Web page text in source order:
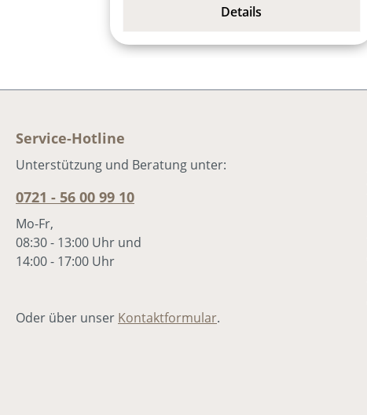
der Ausstrahlung dieses Mannes mehr
schuf den Text zum Musical eigens für
und Zuhörer trifft.Das Adonia-Junior-
Musical 2009Markus Hottiger, Marcel
Theaterszenen ab ca. 5 Jahren, 16-22
Liederbuch + Bilderbuch).
Details
Service-Hotline
Unterstützung und Beratung unter:
0721 - 56 00 99 10
Mo-Fr,
08:30 - 13:00 Uhr und
14:00 - 17:00 Uhr
Oder über unser Kontaktformular.